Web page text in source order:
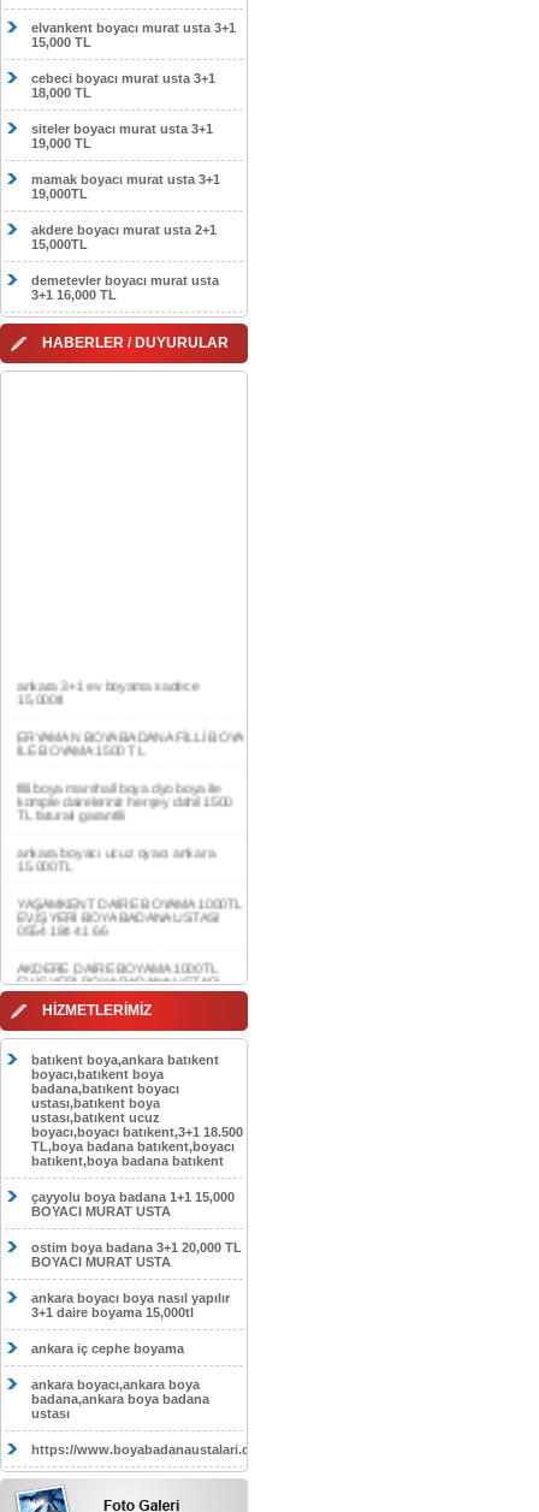
elvankent boyacı murat usta 3+1
15,000 TL
cebeci boyacı murat usta 3+1
18,000 TL
siteler boyacı murat usta 3+1
19,000 TL
mamak boyacı murat usta 3+1
19,000TL
akdere boyacı murat usta 2+1
15,000TL
demetevler boyacı murat usta
3+1 16,000 TL
HABERLER / DUYURULAR
ERYAMAN BOYA BADANA FİLLİ BOYA
İLE BOYAMA 1500 TL
filli boya marshall boya dyo boya ile
komple daireleriniz herşey dahil 1500
ankara boyacı ucuz oyacı ankara
15.000TL
YAŞAMKENT DAİRE BOYAMA 1000TL
EV,İŞYERİ BOYA BADANA USTASI
AKDERE DAİRE BOYAMA 1000TL
EV,İŞYERİ BOYA BADANA USTASI
CEBECİ DAİRE BOYAMA 1000TL
EV,İŞYERİ BOYA BADANA USTASI
0554 184 41 66
HASKÖY DAİRE BOYAMA 1000TL
EV,İŞYERİ BOYA BADANA USTASI
0554 184 41 66
GÖLBAŞI DAİRE BOYAMA 1000TL
EV,İŞYERİ BOYA BADANA USTASI
0554 184 41 66
SOKULLU DAİRE BOYAMA 1000TL
EV,İŞYERİ BOYA BADANA USTASI
0554 184 41 66
HİZMETLERİMİZ
batıkent boya,ankara batıkent
boyacı,batıkent boya
badana,batıkent boyacı
ustası,batıkent boya
ustası,batıkent ucuz
boyacı,boyacı batıkent,3+1 18.500
TL,boya badana batıkent,boyacı
batıkent,boya badana batıkent
çayyolu boya badana 1+1 15,000
BOYACI MURAT USTA
ostim boya badana 3+1 20,000 TL
BOYACI MURAT USTA
ankara boyacı boya nasıl yapılır
3+1 daire boyama 15,000tl
ankara iç cephe boyama
ankara boyacı,ankara boya
badana,ankara boya badana
ustası
https://www.boyabadanaustalari.com/